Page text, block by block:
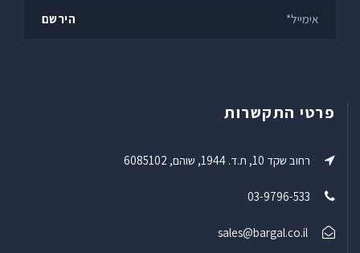
פרטי התקשרות
רחוב שקד 10, ת.ד. 1944, שוהם, 6085102
sales@bargal.co.il